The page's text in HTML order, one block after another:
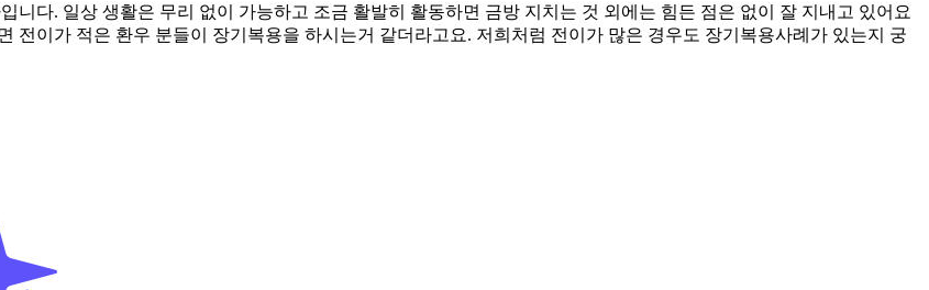
니다. 일상 생활은 무리 없이 가능하고 조금 활발히 활동하면 금방 지치는 것 외에는 힘든 점은 없이 잘 지내고 있어요
전이가 적은 환우 분들이 장기복용을 하시는거 같더라고요. 저희처럼 전이가 많은 경우도 장기복용사례가 있는지 궁